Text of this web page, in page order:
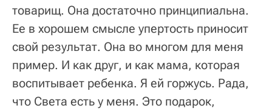
товарищ. Она достаточно принципиальна.
Ее в хорошем смысле упертость приносит
свой результат. Она во многом для меня
пример. И как друг, и как мама, которая
воспитывает ребенка. Я ей горжусь. Рада,
что Света есть у меня. Это подарок,